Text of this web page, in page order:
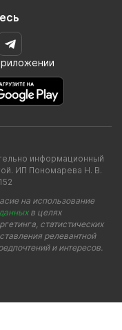
информационный
ИП Пономарева Н. В.
на использование
в целях
статистических
релевантной
и интересов.